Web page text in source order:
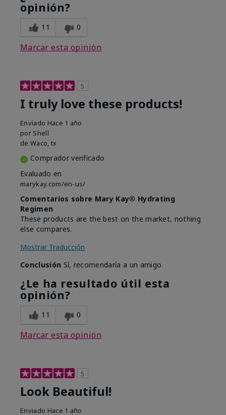
opinión?
11 0
Marcar esta opinión
5
I truly love these products!
Enviado Hace 1 año
por Shell
de Waco, tx
Comprador verificado
Evaluado en
marykay.com/en-us/
Comentarios sobre Mary Kay® Hydrating
Regimen
These products are the best on the market, nothing
else compares.
Mostrar Traducción
Conclusión Sí, recomendaría a un amigo
¿Le ha resultado útil esta
opinión?
11 0
Marcar esta opinión
5
Look Beautiful!
Enviado Hace 1 año